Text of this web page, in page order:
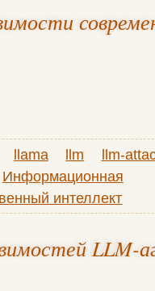
llama llm
llm-
Информационная
интеллект
LLM-